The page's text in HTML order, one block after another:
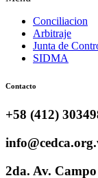
Conciliacion
Arbitraje
Junta de
SIDMA
Contacto
+58 (412)
2da. Av.